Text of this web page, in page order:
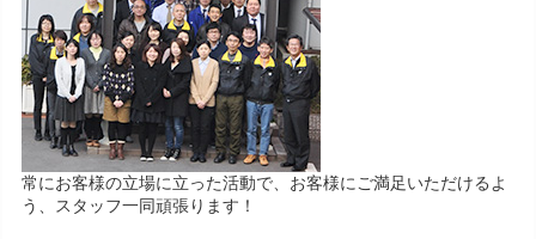
常にお客様の立場に立った活動で、お客様にご満足いただけるよ
う、スタッフ一同頑張ります！